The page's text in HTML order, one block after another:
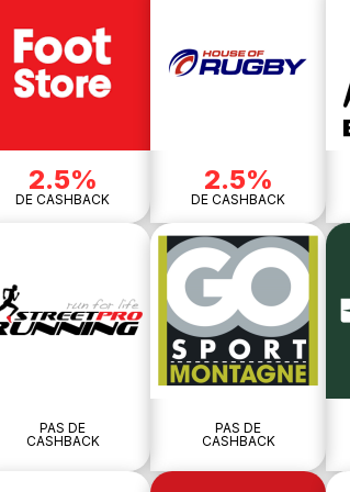
2.5%
DE CASHBACK
2.5%
DE CASHBACK
PAS DE
CASHBACK
PAS DE
CASHBACK